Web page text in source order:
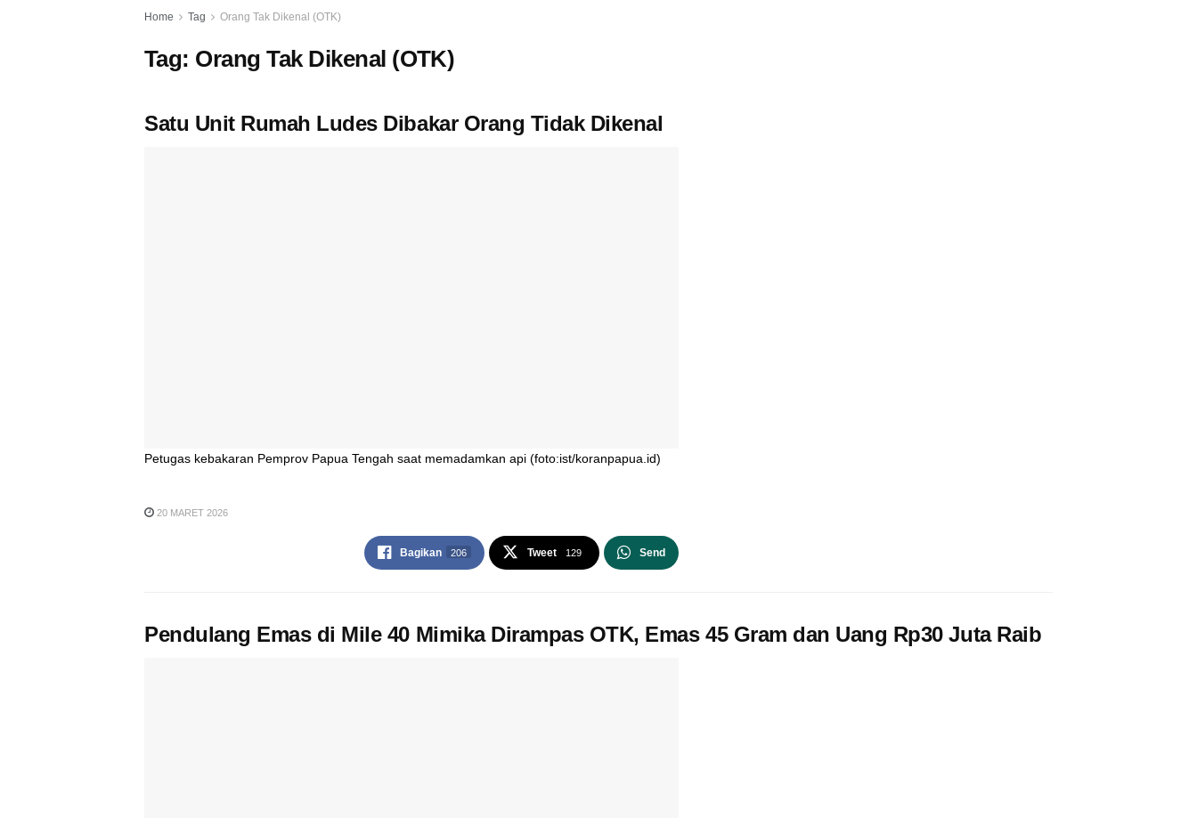
Home Tag Orang Tak Dikenal (OTK)
Tag: Orang Tak Dikenal (OTK)
Satu Unit Rumah Ludes Dibakar Orang Tidak Dikenal
Petugas kebakaran Pemprov Papua Tengah saat memadamkan api (foto:ist/koranpapua.id)
20 MARET 2026
Bagikan 206 Tweet 129 Send
Pendulang Emas di Mile 40 Mimika Dirampas OTK, Emas 45 Gram dan Uang Rp30 Juta Raib